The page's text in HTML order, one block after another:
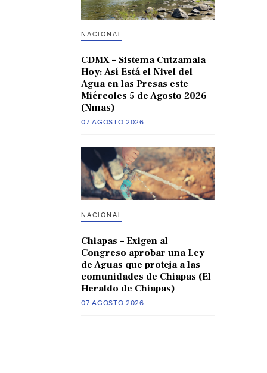
NACIONAL
CDMX – Sistema Cutzamala
Hoy: Así Está el Nivel del
Agua en las Presas este
Miércoles 5 de Agosto 2026
(Nmas)
07 AGOSTO 2026
NACIONAL
Chiapas – Exigen al
Congreso aprobar una Ley
de Aguas que proteja a las
comunidades de Chiapas (El
Heraldo de Chiapas)
07 AGOSTO 2026